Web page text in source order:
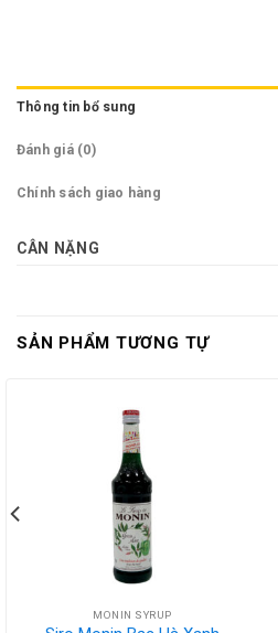
Thông tin bổ sung
Đánh giá (0)
Chính sách giao hàng
CÂN NẶNG
SẢN PHẨM TƯƠNG TỰ
MONIN SYRUP